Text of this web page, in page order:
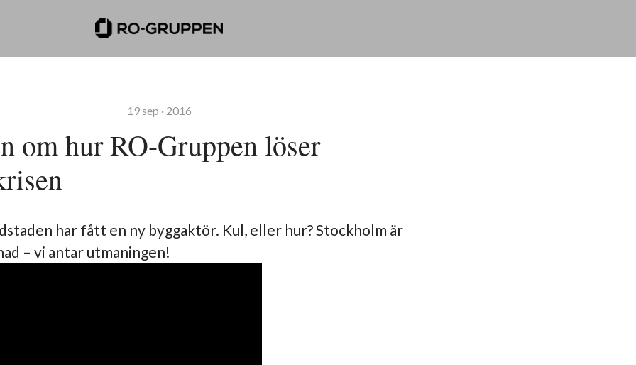
19 sep · 2016
om hur RO-Gruppen löser
har fått en ny byggaktör. Kul, eller hur? Stockholm är
– vi antar utmaningen!